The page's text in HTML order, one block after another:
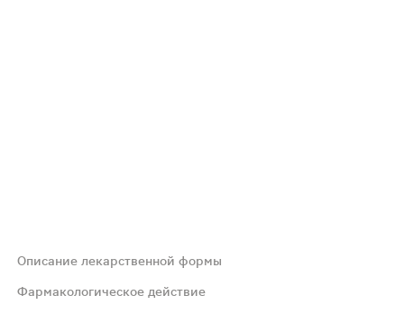
Описание лекарственной формы
Фармакологическое действие